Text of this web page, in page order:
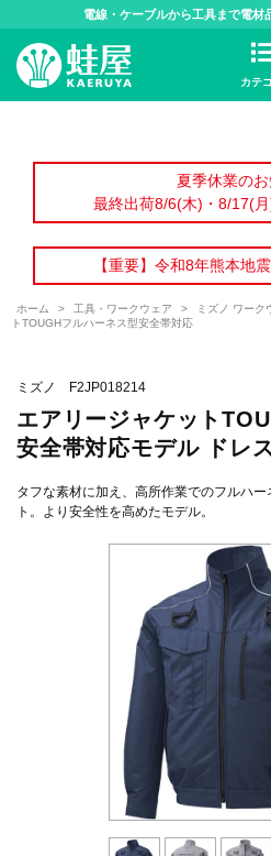
電線・ケーブルから工具まで電材
カテ
夏季休業の
最終出荷8/6(木)・8/17(
【重要】令和8年熊本地
ホーム > 工具・ワークウェア > ミズノ ワーク
トTOUGHフルハーネス型安全帯対応
ミズノ F2JP018214
エアリージャケット
安全帯対応モデル ドレ
タフな素材に加え、高所作業でのフルハ
ト。より安全性を高めたモデル。